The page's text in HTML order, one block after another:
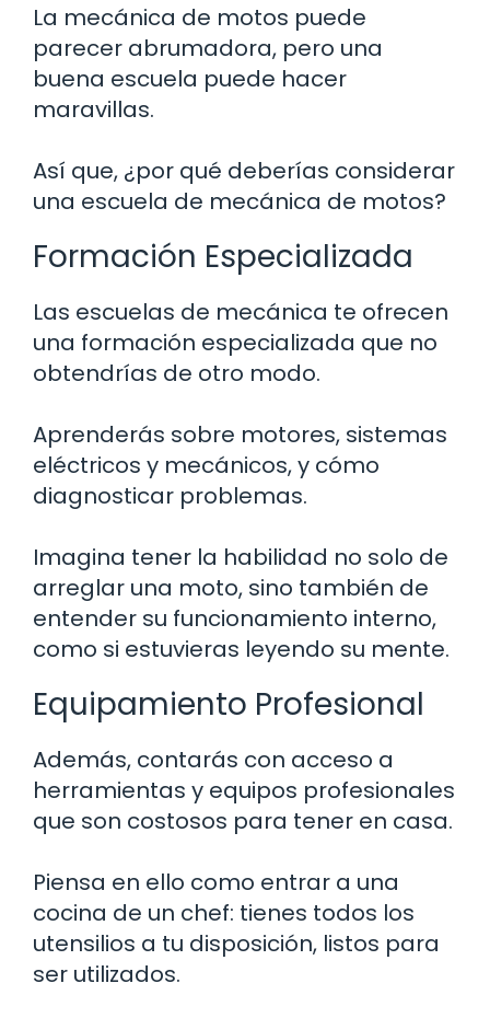
La mecánica de motos puede
parecer abrumadora, pero una
buena escuela puede hacer
maravillas.
Así que, ¿por qué deberías considerar
una escuela de mecánica de motos?
Formación Especializada
Las escuelas de mecánica te ofrecen
una formación especializada que no
obtendrías de otro modo.
Aprenderás sobre motores, sistemas
eléctricos y mecánicos, y cómo
diagnosticar problemas.
Imagina tener la habilidad no solo de
arreglar una moto, sino también de
entender su funcionamiento interno,
como si estuvieras leyendo su mente.
Equipamiento Profesional
Además, contarás con acceso a
herramientas y equipos profesionales
que son costosos para tener en casa.
Piensa en ello como entrar a una
cocina de un chef: tienes todos los
utensilios a tu disposición, listos para
ser utilizados.